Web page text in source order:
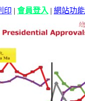
印 | 會員登入 | 網站功能